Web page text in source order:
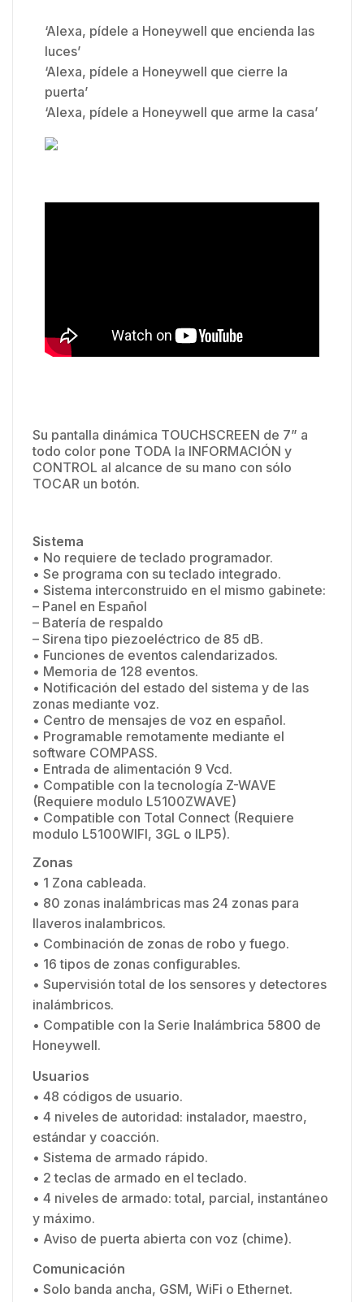
‘Alexa, pídele a Honeywell que encienda las
luces’
‘Alexa, pídele a Honeywell que cierre la
puerta’
‘Alexa, pídele a Honeywell que arme la casa’
Su pantalla dinámica TOUCHSCREEN de 7” a
todo color pone TODA la INFORMACIÓN y
CONTROL al alcance de su mano con sólo
TOCAR un botón.
Sistema
• No requiere de teclado programador.
• Se programa con su teclado integrado.
• Sistema interconstruido en el mismo gabinete:
– Panel en Español
– Batería de respaldo
– Sirena tipo piezoeléctrico de 85 dB.
• Funciones de eventos calendarizados.
• Memoria de 128 eventos.
• Notificación del estado del sistema y de las
zonas mediante voz.
• Centro de mensajes de voz en español.
• Programable remotamente mediante el
software COMPASS.
• Entrada de alimentación 9 Vcd.
• Compatible con la tecnología Z-WAVE
(Requiere modulo L5100ZWAVE)
• Compatible con Total Connect (Requiere
modulo L5100WIFI, 3GL o ILP5).
Zonas
• 1 Zona cableada.
• 80 zonas inalámbricas mas 24 zonas para
llaveros inalambricos.
• Combinación de zonas de robo y fuego.
• 16 tipos de zonas configurables.
• Supervisión total de los sensores y detectores
inalámbricos.
• Compatible con la Serie Inalámbrica 5800 de
Honeywell.
Usuarios
• 48 códigos de usuario.
• 4 niveles de autoridad: instalador, maestro,
estándar y coacción.
• Sistema de armado rápido.
• 2 teclas de armado en el teclado.
• 4 niveles de armado: total, parcial, instantáneo
y máximo.
• Aviso de puerta abierta con voz (chime).
Comunicación
• Solo banda ancha, GSM, WiFi o Ethernet.